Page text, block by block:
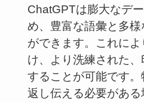
ChatGPTは膨大なデ
め、豊富な語彙と多
ができます。これに
け、より洗練された
することが可能です
返し伝える必要があ